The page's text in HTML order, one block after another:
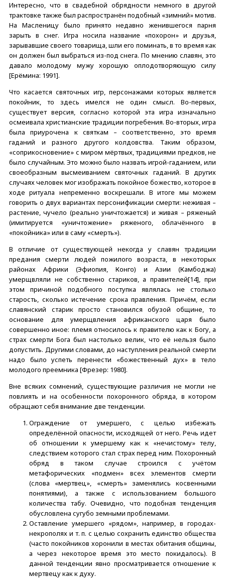
Интересно, что в свадебной обрядности немного в другой
трактовке также был распространён подобный «зимний» мотив.
На Масленицу было принято недавно женившегося парня
зарыть в снег. Игра носила название «похорон» и друзья,
зарывавшие своего товарища, шли его поминать, в то время как
он должен был выбраться из-под снега. По мнению славян, это
давало молодому мужу хорошую оплодотворяющую силу
[Ерёмина: 1991].
Что касается святочных игр, персонажами которых является
покойник, то здесь имелся не один смысл. Во-первых,
существует версия, согласно которой эта игра изначально
осмеивала христианские традиции погребения. Во-вторых, игра
была приурочена к святкам – соответственно, это время
гаданий и разного другого колдовства. Таким образом,
«соприкосновение» с миром мёртвых, традициями предков, не
было случайным. Это можно было назвать игрой-гаданием, или
своеобразным высмеиванием святочных гаданий. В других
случаях человек мог изображать покойное божество, которое в
ходе ритуала непременно воскрешали. В итоге мы можем
говорить о двух вариантах персонификации смерти: неживая –
растение, чучело (реально уничтожается) и живая – ряженый
(имитируется «уничтожение» ряженого, облачённого в
«покойника» или в саму «смерть»).
В отличие от существующей некогда у славян традиции
предания смерти людей пожилого возраста, в некоторых
районах Африки (Эфиопия, Конго) и Азии (Камбоджа)
умерщвляли не собственно стариков, а правителей[14], при
этом причиной подобного поступка являлась не столько
старость, сколько истечение срока правления. Причём, если
славянский старик просто становился обузой общине, то
основание для умерщвления африканского царя было
совершенно иное: племя относилось к правителю как к Богу, а
страх смерти Бога был настолько велик, что её нельзя было
допустить. Другими словами, до наступления реальной смерти
надо было успеть перенести «божественный дух» в тело
молодого преемника [Фрезер: 1980].
Вне всяких сомнений, существующие различия не могли не
повлиять и на особенности похоронного обряда, в котором
обращают себя внимание две тенденции.
Ограждение от умершего, с целью избежать
определённой опасности, исходящей от него. Речь идет
об отношении к умершему как к «нечистому» телу,
следствием которого стал страх перед ним. Похоронный
обряд в таком случае строился с учётом
метафорических «подмен» всех элементов смерти
(слова «мертвец», «смерть» заменялись косвенными
понятиями), а также с использованием большого
количества табу. Очевидно, что подобная тенденция
обусловлена сугубо земными проблемами.
Оставление умершего «рядом», например, в городах-
некрополях и т. п. с целью сохранить единство общества
(часто покойников хоронили в местах обитания общины,
а через некоторое время это место покидалось). В
данной тенденции явно просматривается отношение к
мертвецу как к духу.